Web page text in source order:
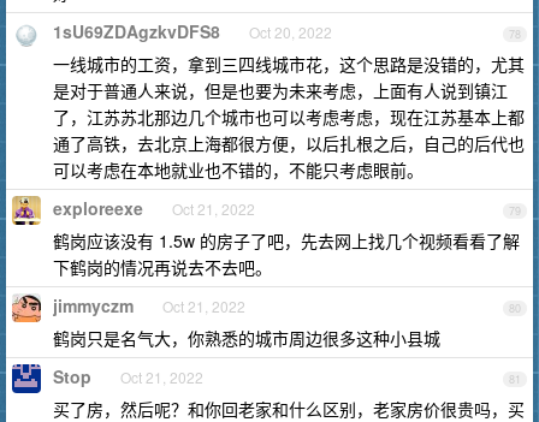
78
1sU69ZDAgzkvDFS8 Oct 20, 2022
一线城市的工资，拿到三四线城市花，这个思路是没错的，尤其
是对于普通人来说，但是也要为未来考虑，上面有人说到镇江
了，江苏苏北那边几个城市也可以考虑考虑，现在江苏基本上都
通了高铁，去北京上海都很方便，以后扎根之后，自己的后代也
可以考虑在本地就业也不错的，不能只考虑眼前。
79
exploreexe Oct 21, 2022
鹤岗应该没有 1.5w 的房子了吧，先去网上找几个视频看看了解
下鹤岗的情况再说去不去吧。
80
jimmyczm Oct 21, 2022
鹤岗只是名气大，你熟悉的城市周边很多这种小县城
81
Stop Oct 21, 2022
买了房，然后呢？和你回老家和什么区别，老家房价很贵吗，买